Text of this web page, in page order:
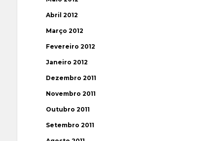
Abril 2012
Março 2012
Fevereiro 2012
Janeiro 2012
Dezembro 2011
Novembro 2011
Outubro 2011
Setembro 2011